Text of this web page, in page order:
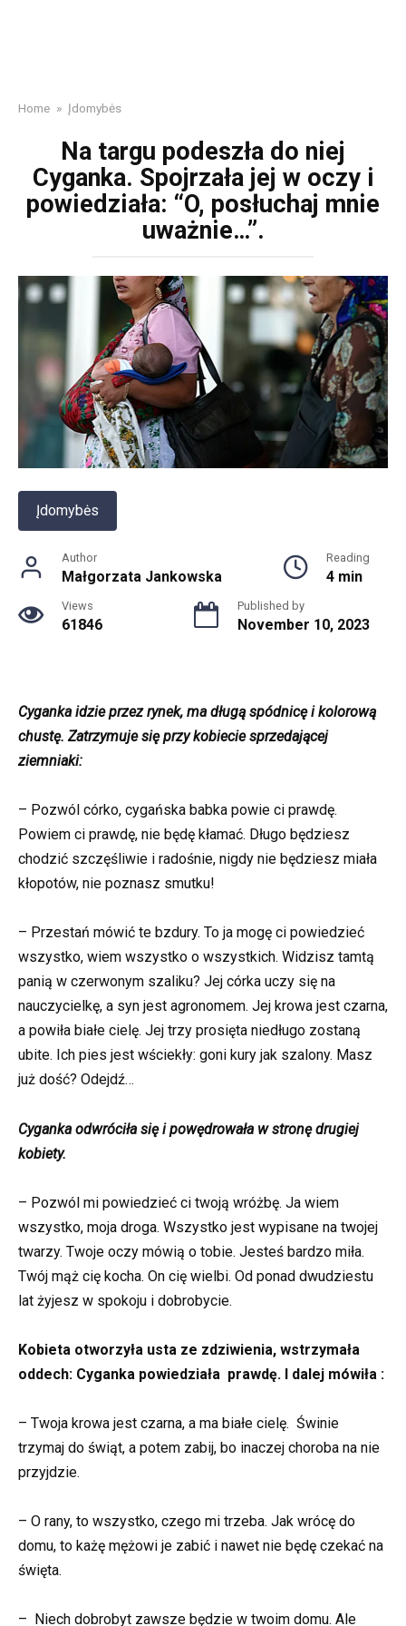
Home » Įdomybės
Na targu podeszła do niej
Cyganka. Spojrzała jej w oczy i
powiedziała: “O, posłuchaj mnie
uważnie…”.
Įdomybės
Author
Małgorzata Jankowska
Reading
4 min
Views
61846
Published by
November 10, 2023
Cyganka idzie przez rynek, ma długą spódnicę i kolorową
chustę. Zatrzymuje się przy kobiecie sprzedającej
ziemniaki:
– Pozwól córko, cygańska babka powie ci prawdę.
Powiem ci prawdę, nie będę kłamać. Długo będziesz
chodzić szczęśliwie i radośnie, nigdy nie będziesz miała
kłopotów, nie poznasz smutku!
– Przestań mówić te bzdury. To ja mogę ci powiedzieć
wszystko, wiem wszystko o wszystkich. Widzisz tamtą
panią w czerwonym szaliku? Jej córka uczy się na
nauczycielkę, a syn jest agronomem. Jej krowa jest czarna,
a powiła białe cielę. Jej trzy prosięta niedługo zostaną
ubite. Ich pies jest wściekły: goni kury jak szalony. Masz
już dość? Odejdź…
Cyganka odwróciła się i powędrowała w stronę drugiej
kobiety.
– Pozwól mi powiedzieć ci twoją wróżbę. Ja wiem
wszystko, moja droga. Wszystko jest wypisane na twojej
twarzy. Twoje oczy mówią o tobie. Jesteś bardzo miła.
Twój mąż cię kocha. On cię wielbi. Od ponad dwudziestu
lat żyjesz w spokoju i dobrobycie.
Kobieta otworzyła usta ze zdziwienia, wstrzymała
oddech: Cyganka powiedziała prawdę. I dalej mówiła :
– Twoja krowa jest czarna, a ma białe cielę. Świnie
trzymaj do świąt, a potem zabij, bo inaczej choroba na nie
przyjdzie.
– O rany, to wszystko, czego mi trzeba. Jak wrócę do
domu, to każę mężowi je zabić i nawet nie będę czekać na
święta.
– Niech dobrobyt zawsze będzie w twoim domu. Ale